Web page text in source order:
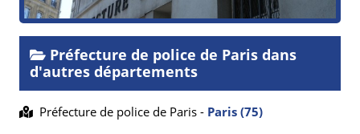
Préfecture de police de Paris dans
d'autres départements
Préfecture de police de Paris - Paris (75)